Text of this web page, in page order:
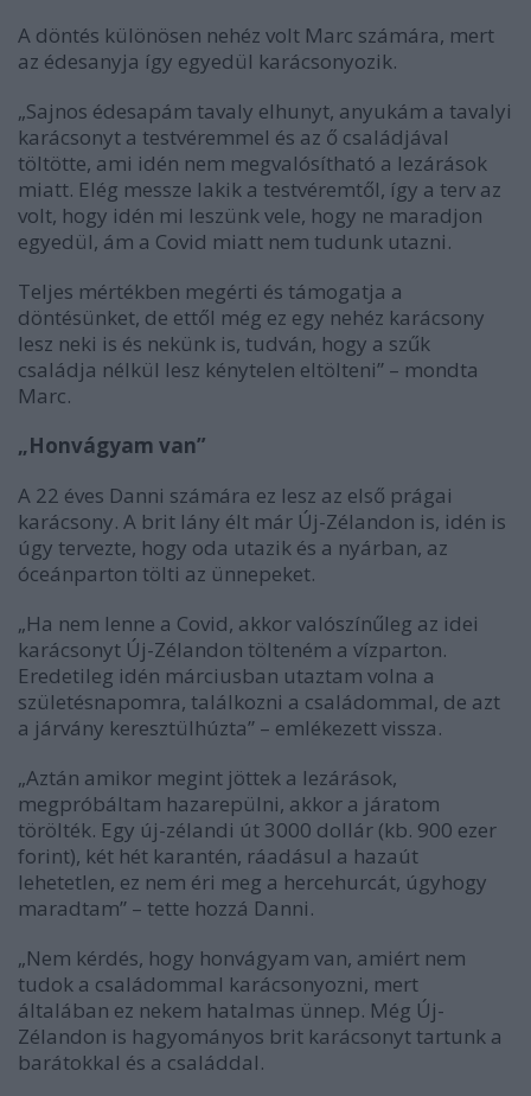
A döntés különösen nehéz volt Marc számára, mert
az édesanyja így egyedül karácsonyozik.
„Sajnos édesapám tavaly elhunyt, anyukám a tavalyi
karácsonyt a testvéremmel és az ő családjával
töltötte, ami idén nem megvalósítható a lezárások
miatt. Elég messze lakik a testvéremtől, így a terv az
volt, hogy idén mi leszünk vele, hogy ne maradjon
egyedül, ám a Covid miatt nem tudunk utazni.
Teljes mértékben megérti és támogatja a
döntésünket, de ettől még ez egy nehéz karácsony
lesz neki is és nekünk is, tudván, hogy a szűk
családja nélkül lesz kénytelen eltölteni” – mondta
Marc.
„Honvágyam van”
A 22 éves Danni számára ez lesz az első prágai
karácsony. A brit lány élt már Új-Zélandon is, idén is
úgy tervezte, hogy oda utazik és a nyárban, az
óceánparton tölti az ünnepeket.
„Ha nem lenne a Covid, akkor valószínűleg az idei
karácsonyt Új-Zélandon tölteném a vízparton.
Eredetileg idén márciusban utaztam volna a
születésnapomra, találkozni a családommal, de azt
a járvány keresztülhúzta” – emlékezett vissza.
„Aztán amikor megint jöttek a lezárások,
megpróbáltam hazarepülni, akkor a járatom
törölték. Egy új-zélandi út 3000 dollár (kb. 900 ezer
forint), két hét karantén, ráadásul a hazaút
lehetetlen, ez nem éri meg a hercehurcát, úgyhogy
maradtam” – tette hozzá Danni.
„Nem kérdés, hogy honvágyam van, amiért nem
tudok a családommal karácsonyozni, mert
általában ez nekem hatalmas ünnep. Még Új-
Zélandon is hagyományos brit karácsonyt tartunk a
barátokkal és a családdal.